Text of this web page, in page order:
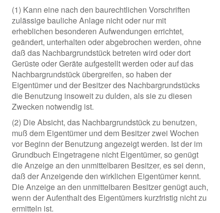
(1) Kann eine nach den baurechtlichen Vorschriften
zulässige bauliche Anlage nicht oder nur mit
erheblichen besonderen Aufwendungen errichtet,
geändert, unterhalten oder abgebrochen werden, ohne
daß das Nachbargrundstück betreten wird oder dort
Gerüste oder Geräte aufgestellt werden oder auf das
Nachbargrundstück übergreifen, so haben der
Eigentümer und der Besitzer des Nachbargrundstücks
die Benutzung insoweit zu dulden, als sie zu diesen
Zwecken notwendig ist.
(2) Die Absicht, das Nachbargrundstück zu benutzen,
muß dem Eigentümer und dem Besitzer zwei Wochen
vor Beginn der Benutzung angezeigt werden. Ist der im
Grundbuch Eingetragene nicht Eigentümer, so genügt
die Anzeige an den unmittelbaren Besitzer, es sei denn,
daß der Anzeigende den wirklichen Eigentümer kennt.
Die Anzeige an den unmittelbaren Besitzer genügt auch,
wenn der Aufenthalt des Eigentümers kurzfristig nicht zu
ermitteln ist.